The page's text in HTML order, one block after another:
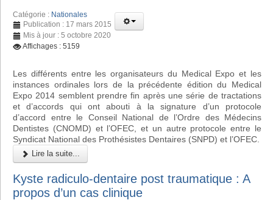
Catégorie : Nationales
Publication : 17 mars 2015
Mis à jour : 5 octobre 2020
Affichages : 5159
Les différents entre les organisateurs du Medical Expo et les
instances ordinales lors de la précédente édition du Medical
Expo 2014 semblent prendre fin après une série de tractations
et d’accords qui ont abouti à la signature d’un protocole
d’accord entre le Conseil National de l’Ordre des Médecins
Dentistes (CNOMD) et l’OFEC, et un autre protocole entre le
Syndicat National des Prothésistes Dentaires (SNPD) et l’OFEC.
Lire la suite...
Kyste radiculo-dentaire post traumatique : A
propos d’un cas clinique